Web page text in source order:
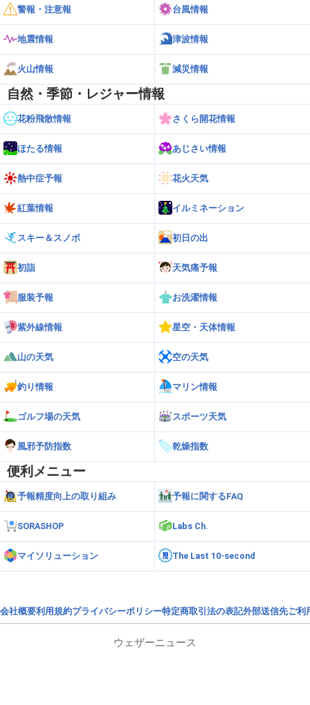
警報・注意報 台風情報
地震情報 津波情報
火山情報 減災情報
自然・季節・レジャー情報
花粉飛散情報 さくら開花情報
ほたる情報 あじさい情報
熱中症予報 花火天気
紅葉情報 イルミネーション
スキー＆スノボ 初日の出
初詣 天気痛予報
服装予報 お洗濯情報
紫外線情報 星空・天体情報
山の天気 空の天気
釣り情報 マリン情報
ゴルフ場の天気 スポーツ天気
風邪予防指数 乾燥指数
便利メニュー
予報精度向上の取り組み 予報に関するFAQ
SORASHOP Labs Ch.
マイソリューション The Last 10-second
会社概要利用規約プライバシーポリシー特定商取引法の表記外部送信先ご利
ウェザーニュース